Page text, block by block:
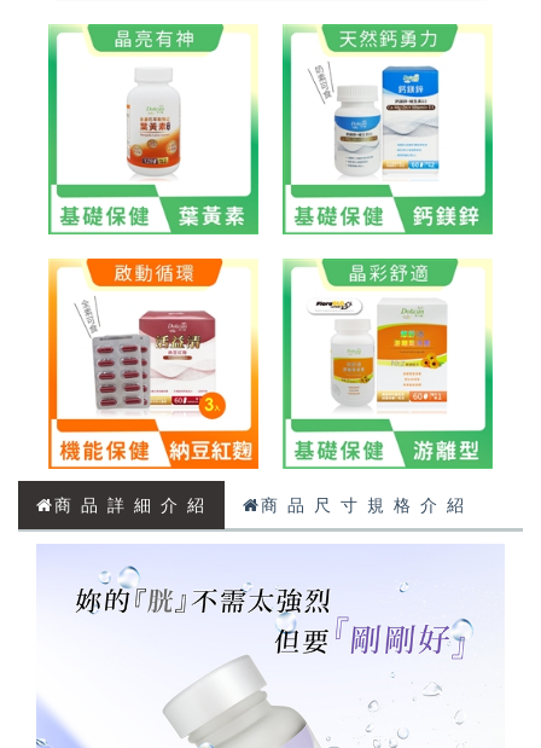
商 品 詳 細 介 紹 商 品 尺 寸 規 格 介 紹